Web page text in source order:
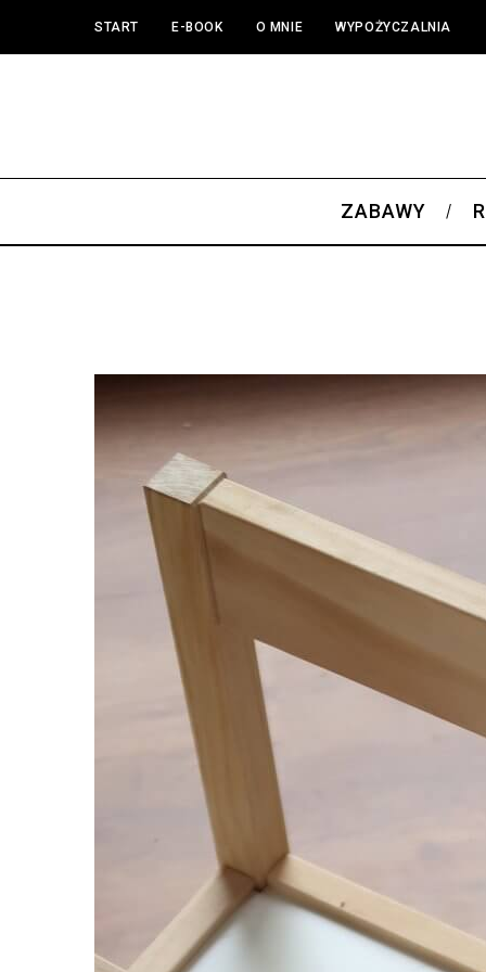
START E-BOOK O MNIE WYPOŻYCZALNIA
ZABAWY